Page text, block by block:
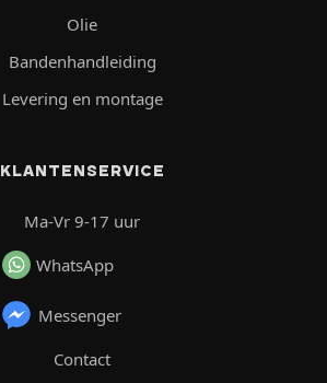
Olie
Bandenhandleiding
Levering en montage
KLANTENSERVICE
Ma-Vr 9-17 uur
WhatsApp
Messenger
Contact